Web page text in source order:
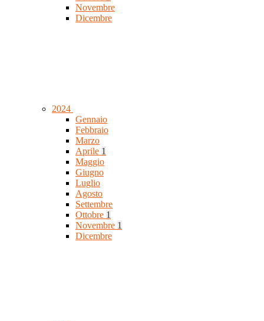
Novembre
Dicembre
2024
Gennaio
Febbraio
Marzo
Aprile 1
Maggio
Giugno
Luglio
Agosto
Settembre
Ottobre 1
Novembre 1
Dicembre